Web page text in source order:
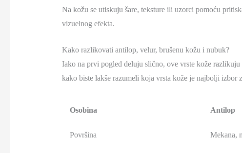
Na kožu se utiskuju šare, teksture ili uzorci pomoću
vizuelnog efekta.
Kako razlikovati antilop, velur, brušenu kožu i nubuk?
Iako na prvi pogled deluju slično, ove vrste kože
kako biste lakše razumeli koja vrsta kože je najbolji izbor
Osobina Antilop
Površina Mekana,